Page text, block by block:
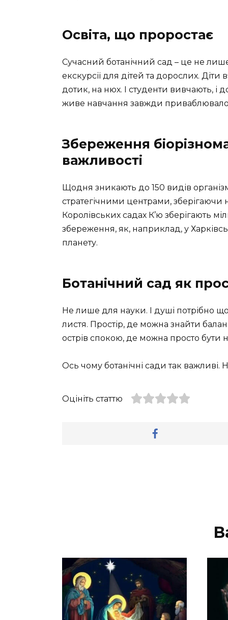
Освіта, що проростає
Сучасний ботанічний сад – це не
екскурсії для дітей та дорослих. Діти
дотик, на нюх. І студенти вивчають, і
живе навчання завжди
Збереження
важливості
Щодня зникають до 150 видів
стратегічними центрами,
Королівських садах К’ю зберігають
збереження, як, наприклад, у
планету.
Ботанічний сад як
Не лише для науки. І душі потрібно
листя. Простір, де можна знайти
острів спокою, де можна просто бути
Ось чому ботанічні сади так
Оцініть статтю